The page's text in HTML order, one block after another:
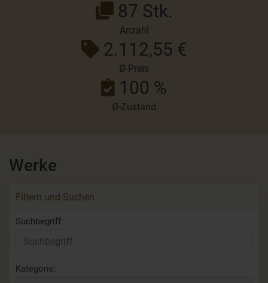
87 Stk.
Anzahl
2.112,55 €
Ø-Preis
100 %
Ø-Zustand
Werke
Filtern und Suchen
Suchbegriff:
Kategorie: